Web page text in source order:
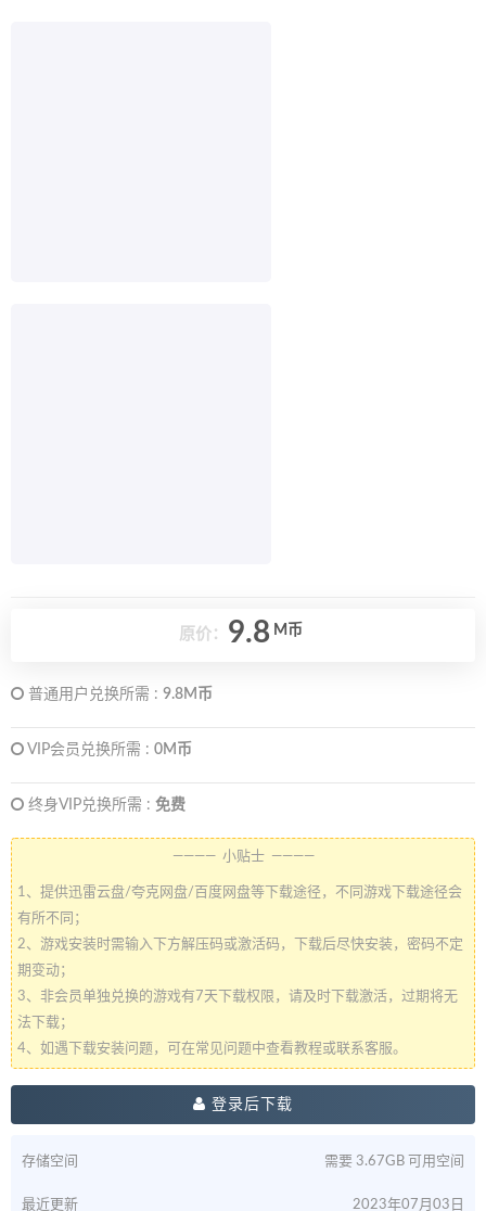
原价： 9.8 M币
普通用户兑换所需 : 9.8M币
VIP会员兑换所需 : 0M币
终身VIP兑换所需 : 免费
———— 小贴士 ————
1、提供迅雷云盘/夸克网盘/百度网盘等下载途径，不同游戏下载途径会
有所不同；
2、游戏安装时需输入下方解压码或激活码，下载后尽快安装，密码不定
期变动；
3、非会员单独兑换的游戏有7天下载权限，请及时下载激活，过期将无
法下载；
4、如遇下载安装问题，可在常见问题中查看教程或联系客服。
登录后下载
存储空间 需要 3.67GB 可用空间
最近更新 2023年07月03日